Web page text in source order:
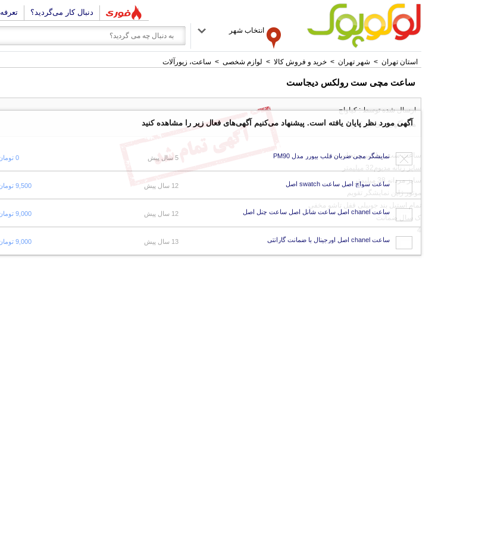
دنبال کار می‌گردید؟ تعرفه
انتخاب شهر
استان تهران > شهر تهران > خرید و فروش کالا > لوازم شخصی > ساعت، زیورآلات
ساعت مچی ست رولکس دیجاست
ارسال شده توسط : کیاواچ
همه آگهی های این کاربر
ساعت ست رولکس دیتجاست
سایز زنانه مدیوم32 میلیمتر
سایز مردانه 38 میلیمتر
موتور ژاپن نمایشگر تقویم
تمام استیل بند جوبیلی قفل تاشو مخفی
ک سال ضمانت
آگهی مورد نظر پایان یافته است. پیشنهاد می‌کنیم آگهی‌های فعال زیر را مشاهده کنید
نمایشگر مچی ضربان قلب بیورر مدل PM90 5 سال پیش 0 تومان
ساعت سواچ اصل ساعت swatch اصل 12 سال پیش 9,500 تومان
ساعت chanel اصل ساعت شانل اصل ساعت چنل اصل 12 سال پیش 9,000 تومان
ساعت chanel اصل اورجینال با ضمانت گارانتی 13 سال پیش 9,000 تومان